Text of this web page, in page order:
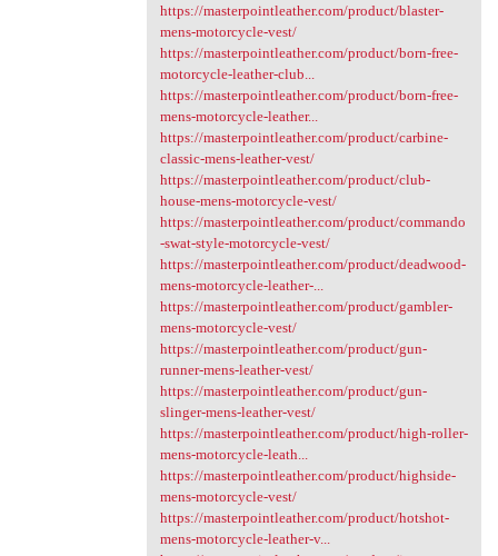
https://masterpointleather.com/product/blaster-
mens-motorcycle-vest/
https://masterpointleather.com/product/born-free-
motorcycle-leather-club...
https://masterpointleather.com/product/born-free-
mens-motorcycle-leather...
https://masterpointleather.com/product/carbine-
classic-mens-leather-vest/
https://masterpointleather.com/product/club-
house-mens-motorcycle-vest/
https://masterpointleather.com/product/commando
-swat-style-motorcycle-vest/
https://masterpointleather.com/product/deadwood-
mens-motorcycle-leather-...
https://masterpointleather.com/product/gambler-
mens-motorcycle-vest/
https://masterpointleather.com/product/gun-
runner-mens-leather-vest/
https://masterpointleather.com/product/gun-
slinger-mens-leather-vest/
https://masterpointleather.com/product/high-roller-
mens-motorcycle-leath...
https://masterpointleather.com/product/highside-
mens-motorcycle-vest/
https://masterpointleather.com/product/hotshot-
mens-motorcycle-leather-v...